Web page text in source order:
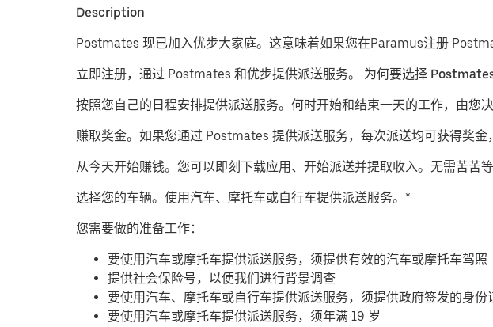
Description
Postmates 现已加入优步大家庭。这意味着如果您在Paramus注册
立即注册，通过 Postmates 和优步提供派送服务。 为何要选择
按照您自己的日程安排提供派送服务。 何时开始和结束一天的工作，由您
赚取奖金。 如果您通过 Postmates 提供派送服务，每次派送均可获得奖金
从今天开始赚钱。 您可以即刻下载应用、开始派送并提取收入。无需苦苦
​选择您的车辆。使用汽车、摩托车或自行车提供派送服务。*
您需要做的准备工作：
要使用汽车或摩托车提供派送服务，须提供有效的汽车或摩托车驾照
提供社会保险号，以便我们进行背景调查
要使用汽车、摩托车或自行车提供派送服务，须提供政府签发的身份
要使用汽车或摩托车提供派送服务，须年满 19 岁